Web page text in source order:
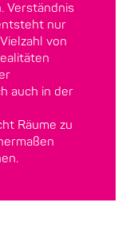
Verständnis
nur
von
auch in der
Räume zu